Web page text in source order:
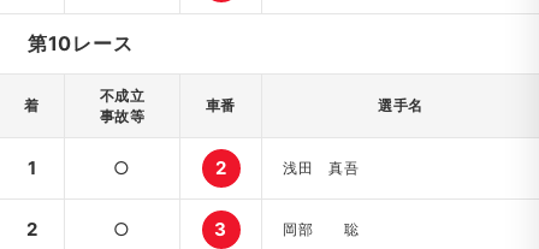
第10レース
着
不成立
事故等
車番 選手名
1 ○ 2 浅田 真吾
2 ○ 3 岡部 聡